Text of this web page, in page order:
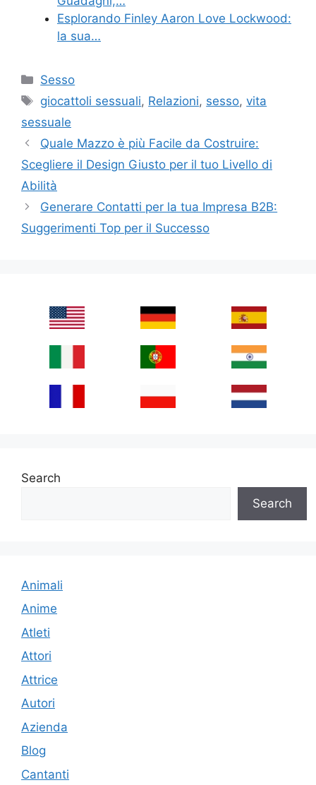
Esplorando Finley Aaron Love Lockwood:
la sua…
Categories
Sesso
Tags
giocattoli sessuali, Relazioni, sesso,vita
sessuale
Quale Mazzo è più Facile da Costruire:
Scegliere il Design Giusto per il tuo Livello di
Abilità
Generare Contatti per la tua Impresa B2B:
Suggerimenti Top per il Successo
Search
Search
Animali
Anime
Atleti
Attori
Attrice
Autori
Azienda
Blog
Cantanti